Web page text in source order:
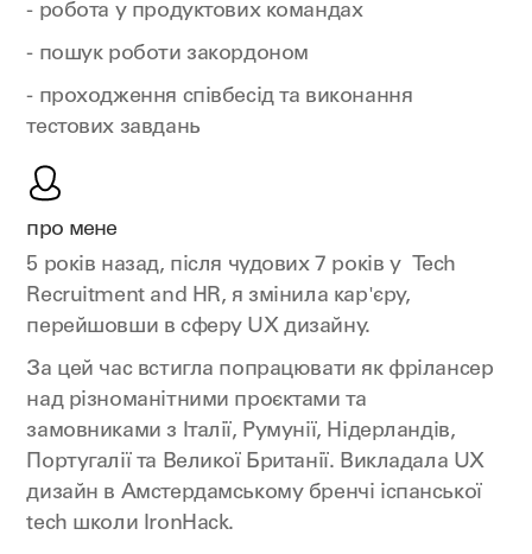
- робота у продуктових командах
- пошук роботи закордоном
- проходження співбесід та виконання
тестових завдань
про мене
5 років назад, після чудових 7 років у Tech
Recruitment and HR, я змінила кар'єру,
перейшовши в сферу UX дизайну.
За цей час встигла попрацювати як фрілансер
над різноманітними проєктами та
замовниками з Італії, Румунії, Нідерландів,
Португалії та Великої Британії. Викладала UX
дизайн в Амстердамському бренчі іспанської
tech школи IronHack.